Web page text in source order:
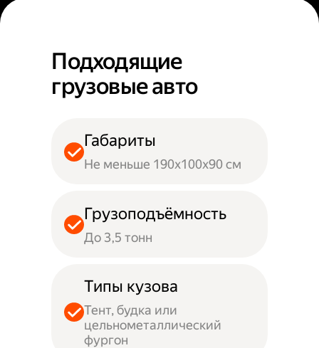
Подходящие
грузовые авто
Габариты
Не меньше 190х100х90 см
Грузоподъёмность
До 3,5 тонн
Типы кузова
Тент, будка или
цельнометаллический
фургон